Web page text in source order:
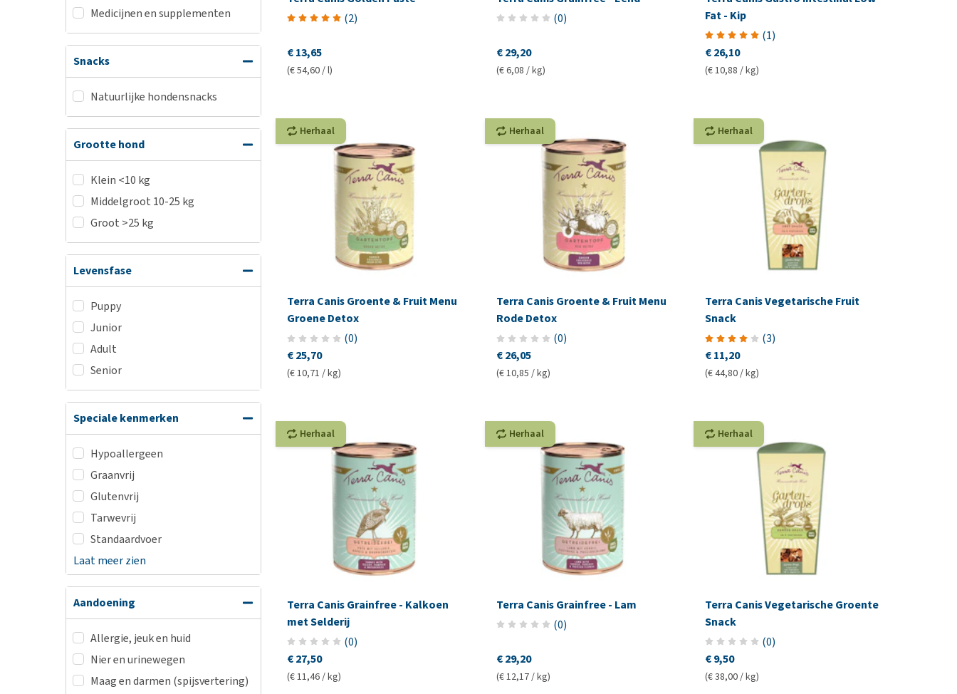
Medicijnen en supplementen
Snacks
Natuurlijke hondensnacks
Grootte hond
Klein <10 kg
Middelgroot 10-25 kg
Groot >25 kg
Levensfase
Puppy
Junior
Adult
Senior
Speciale kenmerken
Hypoallergeen
Graanvrij
Glutenvrij
Tarwevrij
Standaardvoer
Laat meer zien
Aandoening
Allergie, jeuk en huid
Nier en urinewegen
Maag en darmen (spijsvertering)
(2)
€ 13,65
(€ 54,60 / l)
(0)
€ 29,20
(€ 6,08 / kg)
Fat - Kip
(1)
€ 26,10
(€ 10,88 / kg)
Herhaal
Terra Canis Groente & Fruit Menu
Groene Detox
(0)
€ 25,70
(€ 10,71 / kg)
Herhaal
Terra Canis Groente & Fruit Menu
Rode Detox
(0)
€ 26,05
(€ 10,85 / kg)
Herhaal
Terra Canis Vegetarische Fruit
Snack
(3)
€ 11,20
(€ 44,80 / kg)
Herhaal
Terra Canis Grainfree - Kalkoen
met Selderij
(0)
€ 27,50
(€ 11,46 / kg)
Herhaal
Terra Canis Grainfree - Lam
(0)
€ 29,20
(€ 12,17 / kg)
Herhaal
Terra Canis Vegetarische Groente
Snack
(0)
€ 9,50
(€ 38,00 / kg)